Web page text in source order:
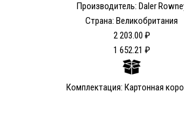
Производитель: Daler
Страна: Великобритания
2 203.00 ₽
1 652.21 ₽
Комплектация: Картонная